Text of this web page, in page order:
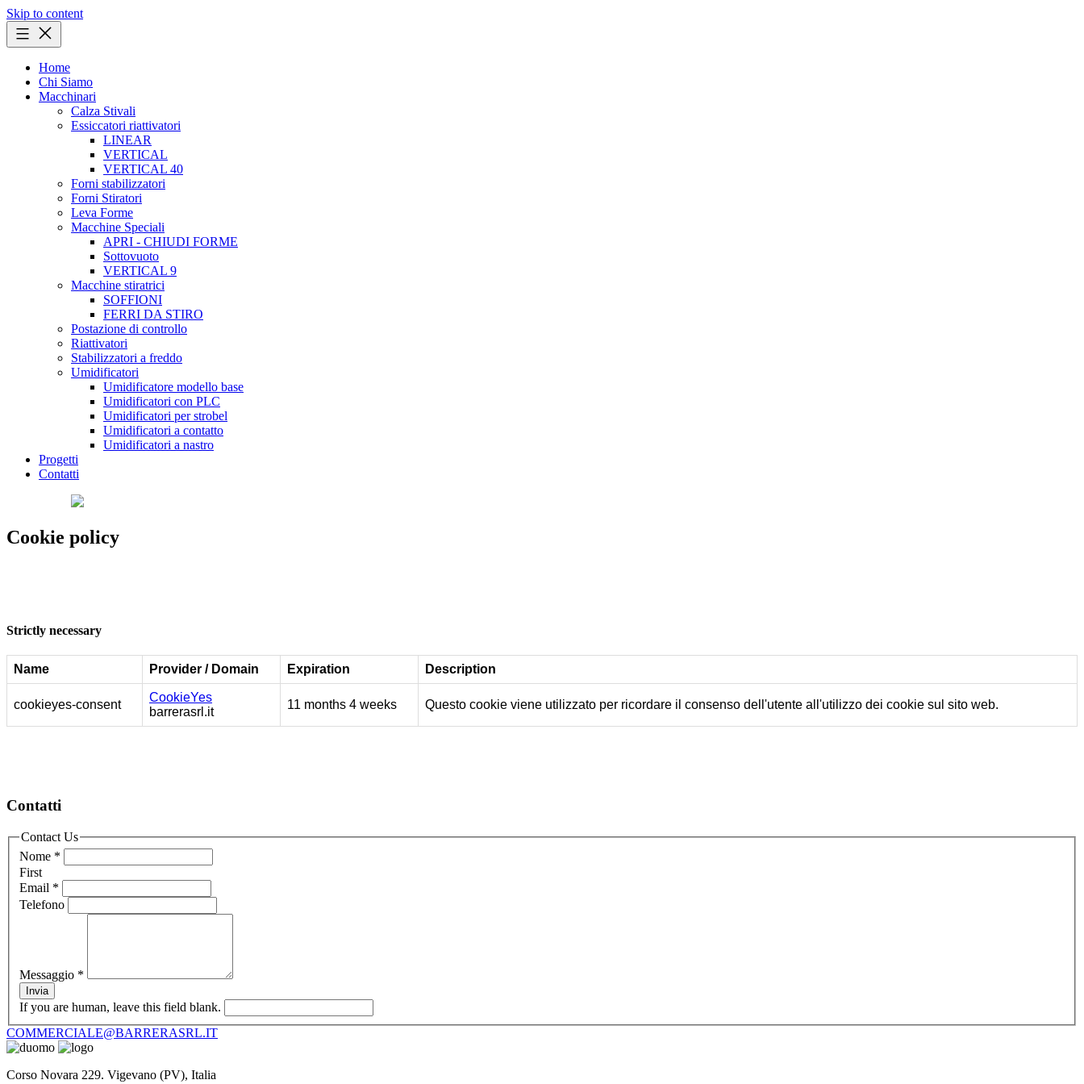
Skip to content
Home
Chi Siamo
Macchinari
Calza Stivali
Essiccatori riattivatori
LINEAR
VERTICAL
VERTICAL 40
Forni stabilizzatori
Forni Stiratori
Leva Forme
Macchine Speciali
APRI - CHIUDI FORME
Sottovuoto
VERTICAL 9
Macchine stiratrici
SOFFIONI
FERRI DA STIRO
Postazione di controllo
Riattivatori
Stabilizzatori a freddo
Umidificatori
Umidificatore modello base
Umidificatori con PLC
Umidificatori per strobel
Umidificatori a contatto
Umidificatori a nastro
Progetti
Contatti
Cookie policy
Strictly necessary
Name Provider / Domain Expiration Description
cookieyes-consent
CookieYes
barrerasrl.it
11 months 4 weeks Questo cookie viene utilizzato per ricordare il consenso dell'utente all'utilizzo dei cookie sul sito web.
Contatti
Contact Us
Nome *
First
Email *
Telefono
Messaggio *
Invia
If you are human, leave this field blank.
COMMERCIALE@BARRERASRL.IT
Corso Novara 229. Vigevano (PV), Italia